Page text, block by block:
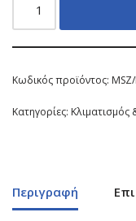
Κωδικός προϊόντος:
Κατηγορίες:
Περιγραφή